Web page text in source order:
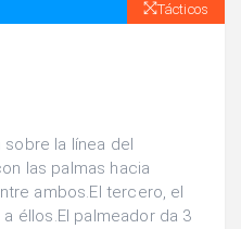
Tácticos
la línea del
las palmas hacia
ambos.El tercero, el
éllos.El palmeador da 3